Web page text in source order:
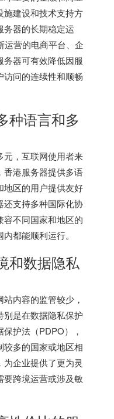
施建设和技术支持方
务器的长期稳定运
运营的电商平台、企
务器可有效降低因服
问的连续性和顺畅
种语言和多
元，互联网使用者来
香港服务器提供多语
地区的用户提供友好
还支持多种国际化协
不同国家和地区的
都能顺利运行。
和数据隐私
内容的监管较少，
别是在数据隐私保护
护法（PDPO），
多的国家或地区相
企业提供了更为灵
要跨境运营或涉及敏